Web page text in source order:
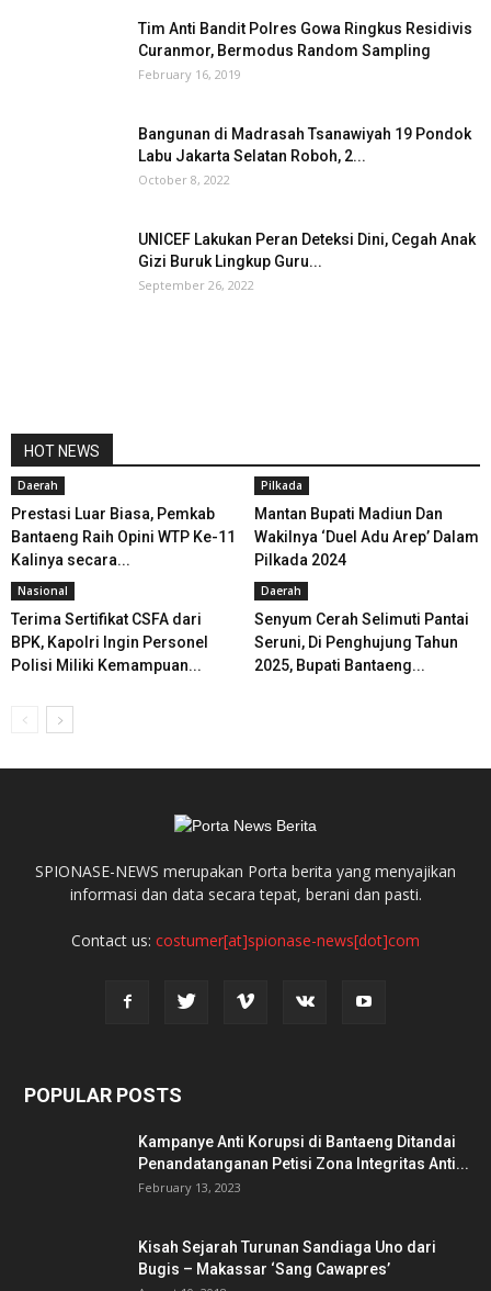
Tim Anti Bandit Polres Gowa Ringkus Residivis
Curanmor, Bermodus Random Sampling
February 16, 2019
Bangunan di Madrasah Tsanawiyah 19 Pondok
Labu Jakarta Selatan Roboh, 2...
October 8, 2022
UNICEF Lakukan Peran Deteksi Dini, Cegah Anak
Gizi Buruk Lingkup Guru...
September 26, 2022
HOT NEWS
Daerah
Prestasi Luar Biasa, Pemkab
Bantaeng Raih Opini WTP Ke-11
Kalinya secara...
Pilkada
Mantan Bupati Madiun Dan
Wakilnya ‘Duel Adu Arep’ Dalam
Pilkada 2024
Nasional
Terima Sertifikat CSFA dari
BPK, Kapolri Ingin Personel
Polisi Miliki Kemampuan...
Daerah
Senyum Cerah Selimuti Pantai
Seruni, Di Penghujung Tahun
2025, Bupati Bantaeng...
SPIONASE-NEWS merupakan Porta berita yang menyajikan
informasi dan data secara tepat, berani dan pasti.
Contact us: costumer[at]spionase-news[dot]com
POPULAR POSTS
Kampanye Anti Korupsi di Bantaeng Ditandai
Penandatanganan Petisi Zona Integritas Anti...
February 13, 2023
Kisah Sejarah Turunan Sandiaga Uno dari
Bugis – Makassar ‘Sang Cawapres’